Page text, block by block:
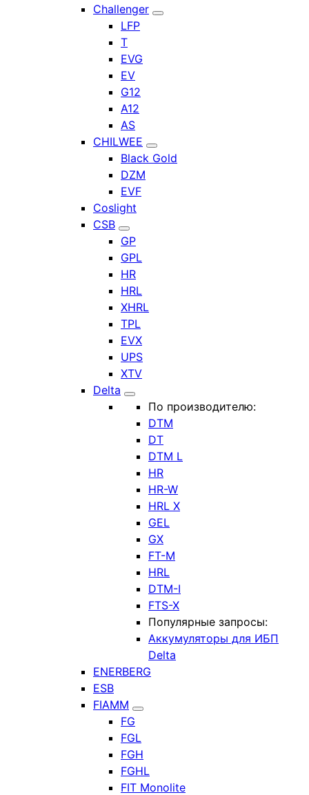
Challenger
LFP
T
EVG
EV
G12
A12
AS
CHILWEE
Black Gold
DZM
EVF
Coslight
CSB
GP
GPL
HR
HRL
XHRL
TPL
EVX
UPS
XTV
Delta
По производителю:
DTM
DT
DTM L
HR
HR-W
HRL X
GEL
GX
FT-M
HRL
DTM-I
FTS-X
Популярные запросы:
Аккумуляторы для ИБП
Delta
ENERBERG
ESB
FIAMM
FG
FGL
FGH
FGHL
FIT Monolite